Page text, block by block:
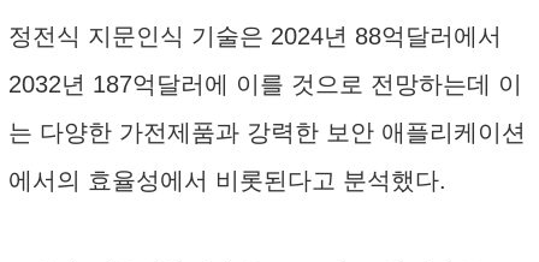
정전식 지문인식 기술은 2024년 88억달러에서
2032년 187억달러에 이를 것으로 전망하는데 이
는 다양한 가전제품과 강력한 보안 애플리케이션
에서의 효율성에서 비롯된다고 분석했다.